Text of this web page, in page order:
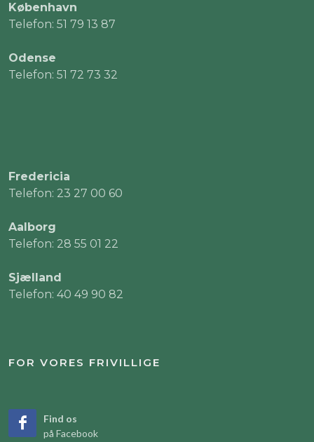
København
Telefon: 51 79 13 87
Odense
Telefon: 51 72 73 32
Fredericia
Telefon: 23 27 00 60
Aalborg
Telefon: 28 55 01 22
Sjælland
Telefon: 40 49 90 82
FOR VORES FRIVILLIGE
Find os
på Facebook